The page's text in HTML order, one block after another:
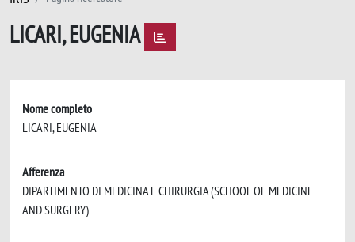
LICARI, EUGENIA
Nome completo
LICARI, EUGENIA
Afferenza
DIPARTIMENTO DI MEDICINA E CHIRURGIA (SCHOOL OF MEDICINE
AND SURGERY)